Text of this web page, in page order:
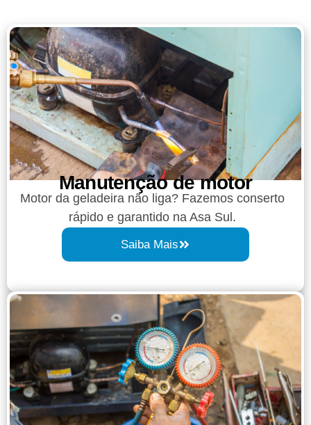
Manutenção de motor
Motor da geladeira não liga? Fazemos conserto
rápido e garantido na Asa Sul.
Saiba Mais